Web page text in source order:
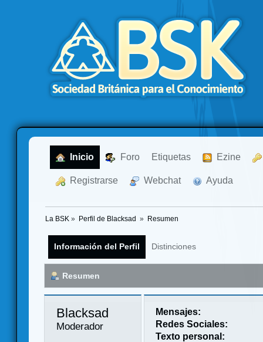
Inicio Foro Etiquetas Ezine
Registrarse Webchat Ayuda
La BSK » Perfil de Blacksad » Resumen
Información del Perfil Distinciones
Resumen
Blacksad
Moderador
Mensajes:
Redes Sociales:
Texto personal: